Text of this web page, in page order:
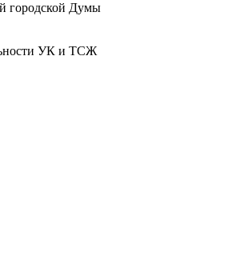
городской Думы
УК и ТСЖ